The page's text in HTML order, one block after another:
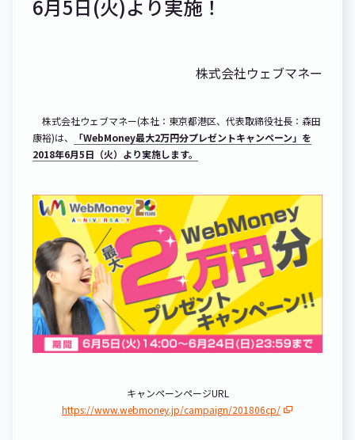
6月5日(火)より実施！
株式会社ウェブマネー
株式会社ウェブマネー(本社：東京都港区、代表取締役社長：森田
康裕)は、
「WebMoney最大2万円分プレゼントキャンペーン」を
2018年6月5日（火）より実施します。
キャンペーンページURL
https://www.webmoney.jp/campaign/201806cp/